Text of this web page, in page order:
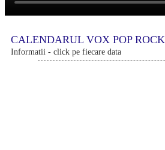
CALENDARUL VOX POP ROCK
Informatii - click pe fiecare data